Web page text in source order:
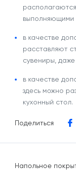
выполняющими
в качестве
расставляют
сувениры,
в качестве
здесь можно
кухонный стол.
Поделиться
Напольное